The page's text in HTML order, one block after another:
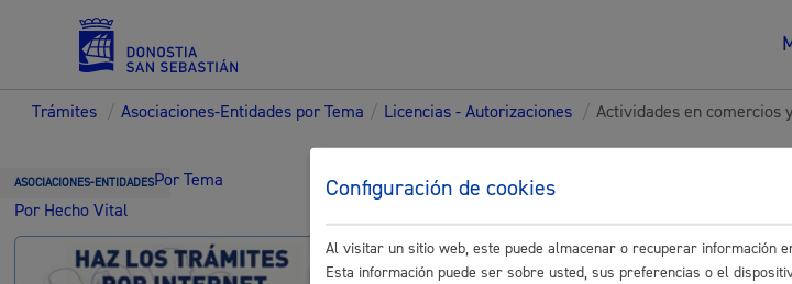
Servicios
Padrón y asuntos personales
Trámites / Asociaciones-Entidades por Tema / Licencias - Autorizaciones / Actividades en comercios
ASOCIACIONES-ENTIDADESPor Tema
Por Hecho Vital
Trámites para
Entidades
Configuración de cookies
Al visitar un sitio web, este puede almacenar o recuperar información
Esta información puede ser sobre usted, sus preferencias o el